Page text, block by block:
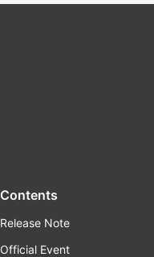
Contents
Release Note
Official Event